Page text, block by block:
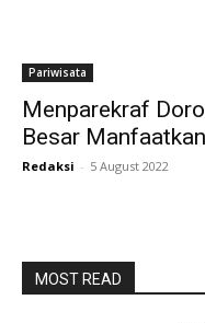
Pariwisata
Menparekraf
Besar
Redaksi - 5 August 2022
MOST READ